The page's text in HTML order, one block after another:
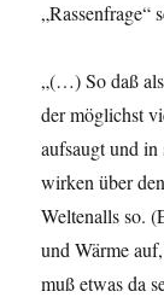
„Rassenfrage“
„(…) So daß
der möglichst
aufsaugt und in
wirken über
Weltenalls so.
und Wärme
muß etwas da